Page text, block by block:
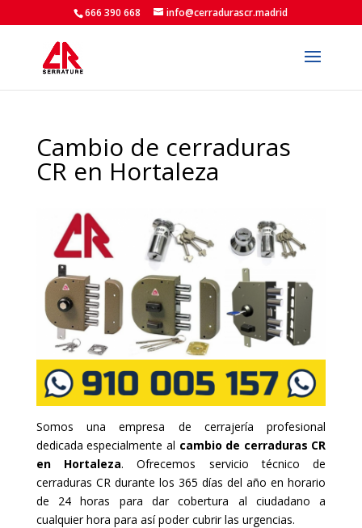
666 390 668 info@cerradurascr.madrid
Cambio de cerraduras
CR en Hortaleza
Somos una empresa de cerrajería profesional
dedicada especialmente al cambio de cerraduras CR
en Hortaleza. Ofrecemos servicio técnico de
cerraduras CR durante los 365 días del año en horario
de 24 horas para dar cobertura al ciudadano a
cualquier hora para así poder cubrir las urgencias.